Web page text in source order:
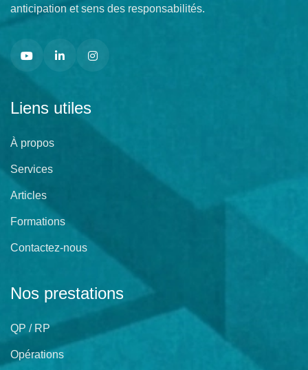
anticipation et sens des responsabilités.
Liens utiles
À propos
Services
Articles
Formations
Contactez-nous
Nos prestations
QP / RP
Opérations